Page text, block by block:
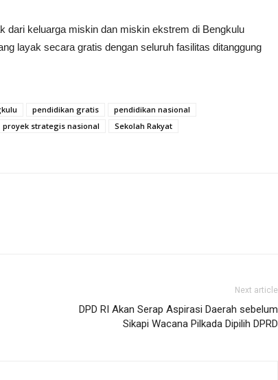
dari keluarga miskin dan miskin ekstrem di Bengkulu
layak secara gratis dengan seluruh fasilitas ditanggung
pendidikan gratis
pendidikan nasional
proyek strategis nasional
Sekolah Rakyat
Next article
DPD RI Akan Serap Aspirasi Daerah sebelum
Sikapi Wacana Pilkada Dipilih DPRD